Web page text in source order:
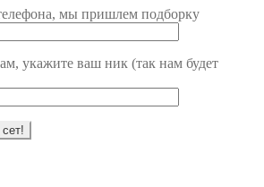
мы пришлем подборку
укажите ваш ник (так нам будет